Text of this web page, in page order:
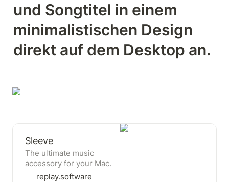
und Songtitel in einem
minimalistischen Design
direkt auf dem Desktop an.
Sleeve
The ultimate music
accessory for your Mac.
replay.software